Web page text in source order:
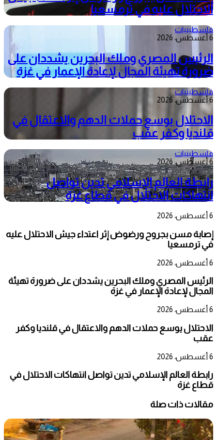
الاحتلال عليه في ترمسعيا
فلسطينيات
6 أغسطس، 2026
الرئيس المصري وملك البحرين يشددان على
ضرورة تهيئة المجال لإعادة الإعمار في غزة
فلسطينيات
6 أغسطس، 2026
الاحتلال يوسع حملات الدهم والاعتقال في
قلنديا وكفر عقب
فلسطينيات
6 أغسطس، 2026
رابطة العالم الإسلامي تدين تواصل
انتهاكات الاحتلال في قطاع غزة
6 أغسطس، 2026
إصابة مسن بجروح ورضوض إثر اعتداء جيش الاحتلال عليه
في ترمسعيا
6 أغسطس، 2026
الرئيس المصري وملك البحرين يشددان على ضرورة تهيئة
المجال لإعادة الإعمار في غزة
6 أغسطس، 2026
الاحتلال يوسع حملات الدهم والاعتقال في قلنديا وكفر
عقب
6 أغسطس، 2026
رابطة العالم الإسلامي تدين تواصل انتهاكات الاحتلال في
قطاع غزة
مقالات ذات صلة